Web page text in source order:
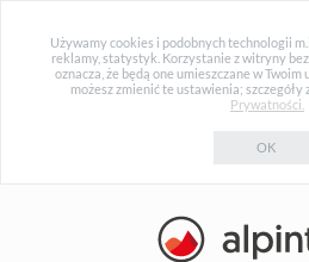
Używamy cookies i podobnych technologii
reklamy, statystyk. Korzystanie z witryny
oznacza, że będą one umieszczane w
możesz zmienić te ustawienia; szczegóły
Prywatności.
OK